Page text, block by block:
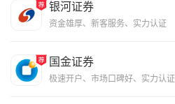
银河证券
资金雄厚、新客服务、实力认证
国金证券
极速开户、市场口碑好、实力认证